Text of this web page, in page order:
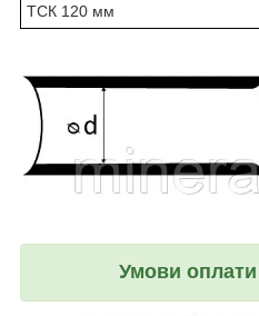
ТСК 120 мм
Умови оплати